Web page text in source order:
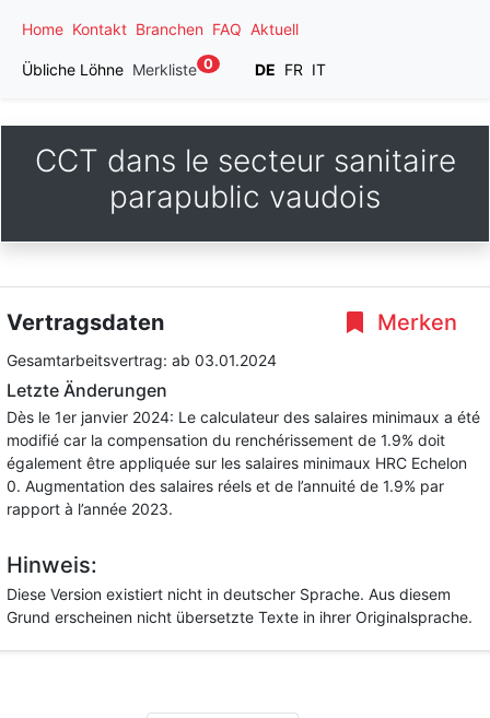
Home Kontakt Branchen FAQ Aktuell
Übliche Löhne Merkliste 0 DE FR IT
CCT dans le secteur sanitaire
parapublic vaudois
Merken
Vertragsdaten
Gesamtarbeitsvertrag: ab 03.01.2024
Letzte Änderungen
Dès le 1er janvier 2024: Le calculateur des salaires minimaux a été
modifié car la compensation du renchérissement de 1.9% doit
également être appliquée sur les salaires minimaux HRC Echelon
0. Augmentation des salaires réels et de l’annuité de 1.9% par
rapport à l’année 2023.
Hinweis:
Diese Version existiert nicht in deutscher Sprache. Aus diesem
Grund erscheinen nicht übersetzte Texte in ihrer Originalsprache.